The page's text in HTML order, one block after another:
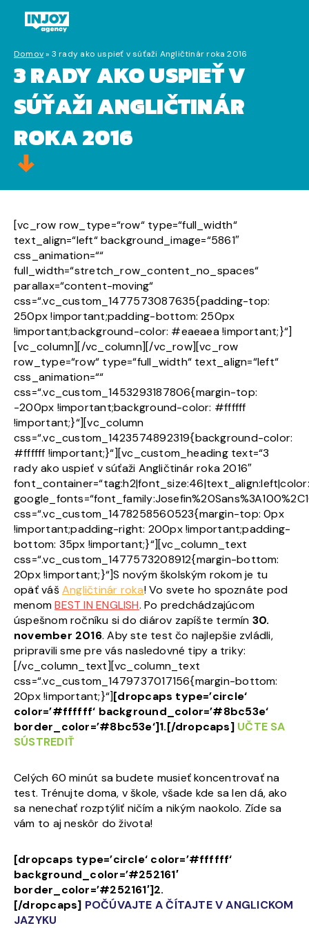
Domov» 3 rady ako uspieť v súťaži Angličtinár roka 2016
3 RADY AKO USPIEŤ V
SÚŤAŽI ANGLIČTINÁR
ROKA 2016
[vc_row row_type=“row“ type=“full_width“
text_align=“left“ background_image=“5861″
css_animation=““
full_width=“stretch_row_content_no_spaces“
parallax=“content-moving“
css=“.vc_custom_1477573087635{padding-top:
250px !important;padding-bottom: 250px
!important;background-color: #eaeaea !important;}“]
[vc_column][/vc_column][/vc_row][vc_row
row_type=“row“ type=“full_width“ text_align=“left“
css_animation=““
css=“.vc_custom_1453293187806{margin-top:
-200px !important;background-color: #ffffff
!important;}“][vc_column
css=“.vc_custom_1423574892319{background-color:
#ffffff !important;}“][vc_custom_heading text=“3
rady ako uspieť v súťaži Angličtinár roka 2016″
css=“.vc_custom_1478258560523{margin-top: 0px
!important;padding-right: 200px !important;padding-
bottom: 35px !important;}“][vc_column_text
css=“.vc_custom_1477573208912{margin-bottom:
20px !important;}“]S novým školským rokom je tu
opäť vášAngličtinár roka! Vo svete ho spoznáte pod
menomBEST IN ENGLISH. Po predchádzajúcom
úspešnom ročníku si do diárov zapíšte termín 30.
november 2016. Aby ste test čo najlepšie zvládli,
pripravili sme pre vás nasledovné tipy a triky:
[/vc_column_text][vc_column_text
css=“.vc_custom_1479737017156{margin-bottom:
20px !important;}“][dropcaps type=’circle‘
color=’#ffffff‘ background_color=’#8bc53e‘
border_color=’#8bc53e‘]1.[/dropcaps] UČTE SA
SÚSTREDIŤ
Celých 60 minút sa budete musieť koncentrovať na
test. Trénujte doma, v škole, všade kde sa len dá, ako
sa nenechať rozptýliť ničím a nikým naokolo. Zíde sa
vám to aj neskôr do života!
[dropcaps type=’circle‘ color=’#ffffff‘
background_color=’#252161′
border_color=’#252161′]2.
[/dropcaps] POČÚVAJTE A ČÍTAJTE V ANGLICKOM
JAZYKU